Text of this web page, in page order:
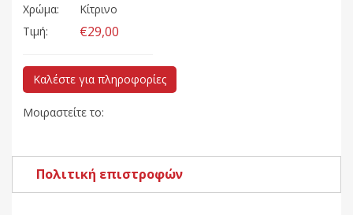
Χρώμα:
Κίτρινο
Τιμή:
€29,00
Καλέστε για πληροφορίες
Μοιραστείτε το:
Πολιτική επιστροφών